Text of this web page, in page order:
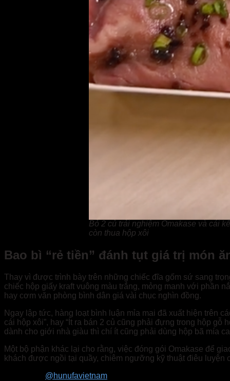
Bỏ 2 củ trải nghiệm Omakase và cái
còn thua hộp xôi
Bao bì “rẻ tiền” đánh tụt giá trị món
Thay vì được trình bày trên những chiếc đĩa gốm sứ sang
chiếc hộp giấy kraft vuông màu trắng, mỏng manh với phần
hay cơm văn phòng bình dân giá vài chục nghìn đồng.
Ngay lập tức, hàng loạt bình luận mỉa mai đã xuất hiện trên
cái hộp xôi”, hay “Ít ra bán 2 củ cũng phải đựng trong hộp
dành cho giới nhà giàu thì chí ít cũng phải dùng hộp bã mía
Một bộ phận khác lại cho rằng, việc đóng gói Omakase để
khách được ngồi tại quầy, chiêm ngưỡng kỹ thuật điêu
@hunufavietnam